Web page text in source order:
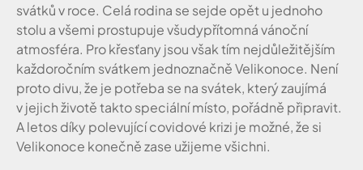
svátků v roce. Celá rodina se sejde opět u jednoho
stolu a všemi prostupuje všudypřítomná vánoční
atmosféra. Pro křesťany jsou však tím nejdůležitějším
každoročním svátkem jednoznačně Velikonoce. Není
proto divu, že je potřeba se na svátek, který zaujímá
v jejich životě takto speciální místo, pořádně připravit.
A letos díky polevující covidové krizi je možné, že si
Velikonoce konečně zase užijeme všichni.